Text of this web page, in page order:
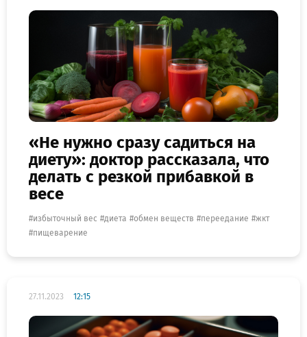
«Не нужно сразу садиться на
диету»: доктор рассказала, что
делать с резкой прибавкой в
весе
избыточный вес диета обмен веществ переедание
жкт
пищеварение
27.11.2023 12:15